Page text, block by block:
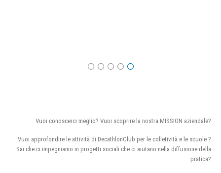
Vuoi conoscerci meglio? Vuoi scoprire la nostra MISSION aziendale?
Vuoi approfondire le attività di DecathlonClub per le colletività e le scuole ?
Sai che ci impegniamo in progetti sociali che ci aiutano nella diffusione della
pratica?